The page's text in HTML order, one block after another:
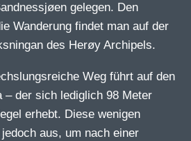
gelegen. Den
Wanderung findet man auf der
des Herøy Archipels.
Weg führt auf den
– der sich lediglich 98 Meter
erhebt. Diese wenigen
aus, um nach einer